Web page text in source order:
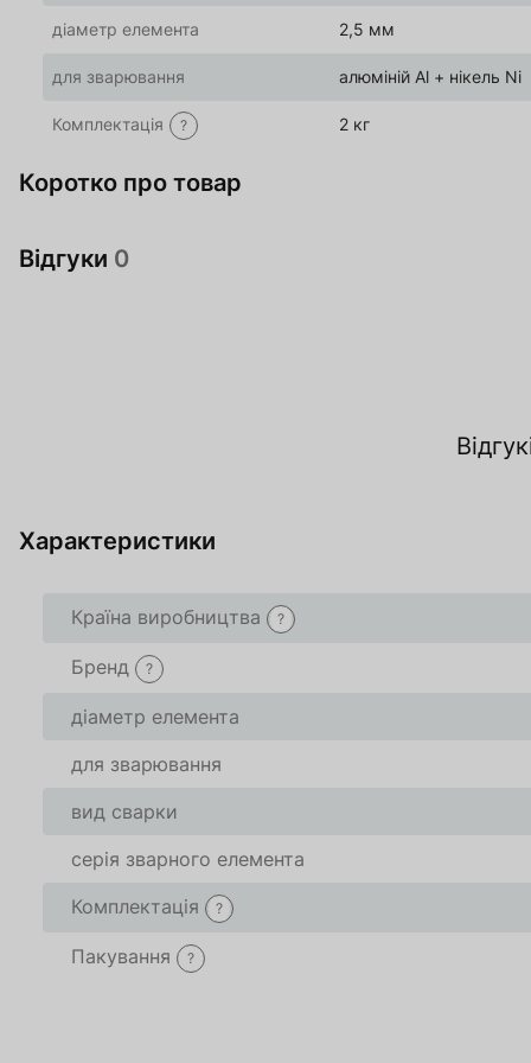
діаметр елемента 2,5 мм
для зварювання алюміній Al + нікель Ni
Комплектація ? 2 кг
Коротко про товар
Відгуки 0
Характеристики
Країна виробництва ?
Бренд ?
діаметр елемента
для зварювання
вид сварки
серія зварного елемента
Комплектація
?
Пакування ?